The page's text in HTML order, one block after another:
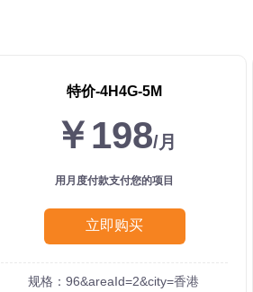
特价-4H4G-5M
￥198/月
用月度付款支付您的项目
立即购买
规格：96&areaId=2&city=香港